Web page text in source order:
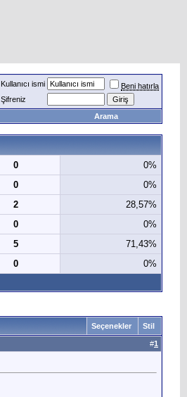
Kullanıcı ismi
Beni hatırla
Şifreniz
Arama
0
0%
0
0%
2
28,57%
0
0%
5
71,43%
0
0%
Seçenekler Stil
#1